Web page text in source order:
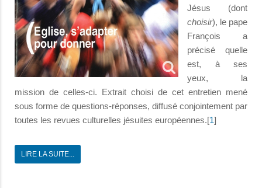
Jésus (dont
choisir), le pape
François a
précisé quelle
est, à ses
yeux, la
mission de celles-ci. Extrait choisi de cet entretien mené
sous forme de questions-réponses, diffusé conjointement par
toutes les revues culturelles jésuites européennes.[1]
LIRE LA SUITE...